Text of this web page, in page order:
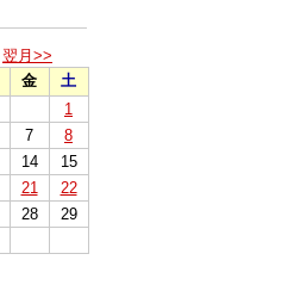
翌月>>
金
土
1
7
8
14
15
21
22
28
29